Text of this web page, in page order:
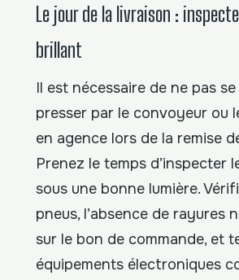
Le jour de la livraison :
brillant
Il est nécessaire de ne pas
presser par le convoyeur ou
en agence lors de la remise
Prenez le temps d’inspecter
sous une bonne lumière.
pneus, l’absence de rayures
sur le bon de commande, et
équipements électroniques